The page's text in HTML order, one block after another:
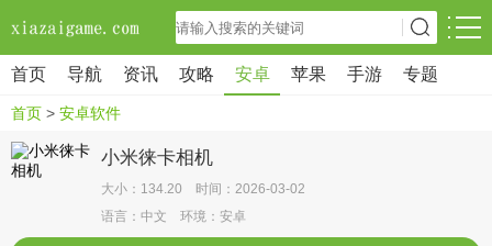
首页 导航 资讯 攻略 安卓 苹果 手游 专题
首页 > 安卓软件
小米徕卡相机
大小：134.20 时间：2026-03-02
语言：中文 环境：安卓